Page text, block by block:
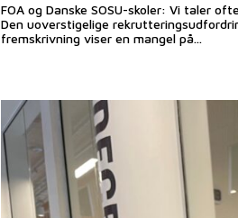
FOA og Danske SOSU-skoler: Vi taler
Den uoverstigelige
fremskrivning viser en mangel på...